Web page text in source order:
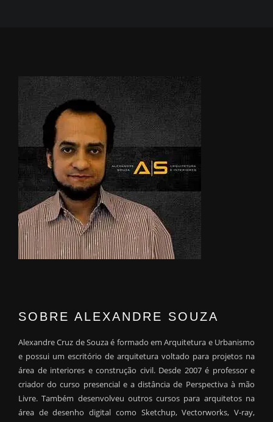
SOBRE ALEXANDRE SOUZA
Alexandre Cruz de Souza é formado em Arquitetura e Urbanismo
e possui um escritório de arquitetura voltado para projetos na
área de interiores e construção civil. Desde 2007 é professor e
criador do curso presencial e a distância de Perspectiva à mão
Livre. Também desenvolveu outros cursos para arquitetos na
área de desenho digital como Sketchup, Vectorworks, V-ray,